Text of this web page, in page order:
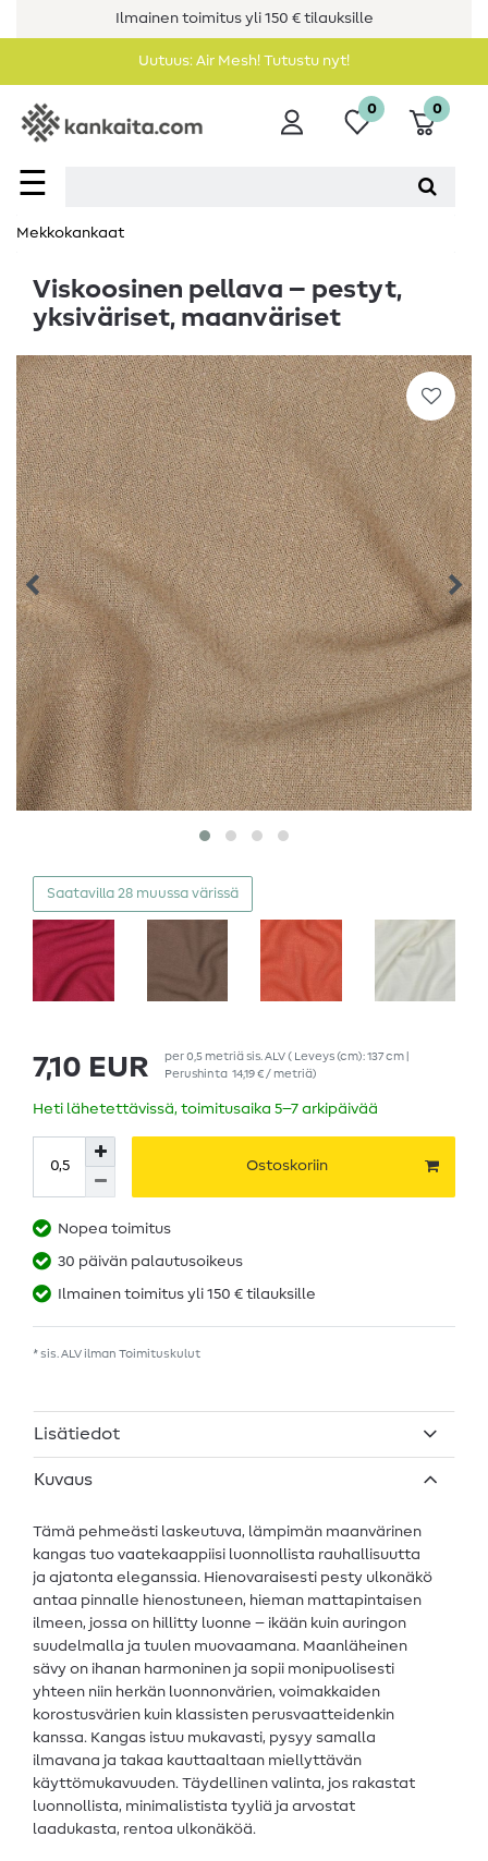
Ilmainen toimitus yli 150 € tilauksille
Uutuus: Air Mesh! Tutustu nyt!
☰
0 0
Mekkokankaat
Viskoosinen pellava – pestyt,
yksiväriset, maanväriset
Saatavilla 28 muussa värissä
7,10 EUR per0,5 metriäsis. ALV( Leveys (cm): 137 cm |
Perushinta 14,19 € / metriä)
Heti lähetettävissä, toimitusaika 5–7 arkipäivää
Ostoskoriin
Nopea toimitus
30 päivän palautusoikeus
Ilmainen toimitus yli 150 € tilauksille
* sis. ALV ilman Toimituskulut
Lisätiedot
Kuvaus
Tämä pehmeästi laskeutuva, lämpimän maanvärinen
kangas tuo vaatekaappiisi luonnollista rauhallisuutta
ja ajatonta eleganssia. Hienovaraisesti pesty ulkonäkö
antaa pinnalle hienostuneen, hieman mattapintaisen
ilmeen, jossa on hillitty luonne – ikään kuin auringon
suudelmalla ja tuulen muovaamana. Maanläheinen
sävy on ihanan harmoninen ja sopii monipuolisesti
yhteen niin herkän luonnonvärien, voimakkaiden
korostusvärien kuin klassisten perusvaatteidenkin
kanssa. Kangas istuu mukavasti, pysyy samalla
ilmavana ja takaa kauttaaltaan miellyttävän
käyttömukavuuden. Täydellinen valinta, jos rakastat
luonnollista, minimalistista tyyliä ja arvostat
laadukasta, rentoa ulkonäköä.